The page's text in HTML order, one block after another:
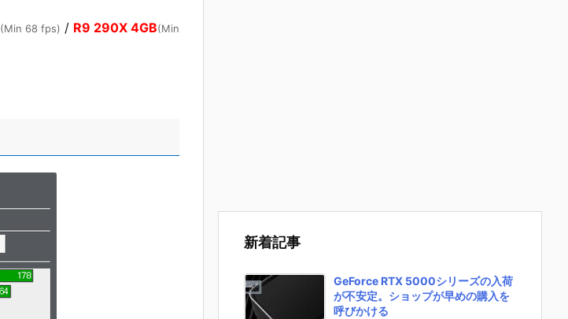
(Min 68 fps) / R9 290X 4GB(Min
新着記事
GeForce RTX 5000シリーズの入荷
が不安定。ショップが早めの購入を
呼びかける